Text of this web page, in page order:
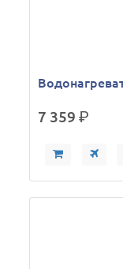
7 359р.